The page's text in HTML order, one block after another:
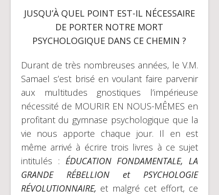
JUSQU’À QUEL POINT EST-IL NÉCESSAIRE
DE PORTER NOTRE MORT
PSYCHOLOGIQUE DANS CE CHEMIN ?
Durant de très nombreuses années, le V.M.
Samael s’est brisé en voulant faire parvenir
aux multitudes gnostiques l’impérieuse
nécessité de MOURIR EN NOUS-MÊMES en
profitant du gymnase psychologique que la
vie nous apporte chaque jour. Il en est
même arrivé à écrire trois livres à ce sujet
intitulés : ÉDUCATION FONDAMENTALE, LA
GRANDE RÉBELLION et PSYCHOLOGIE
RÉVOLUTIONNAIRE, et malgré cet effort, ce